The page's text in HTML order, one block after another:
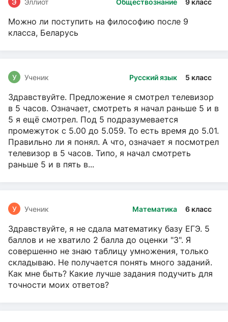
Можно ли поступить на философию после 9
класса, Беларусь
Русский язык 5 класс
У Ученик
Здравствуйте. Предложение я смотрел телевизор
в 5 часов. Означает, смотреть я начал раньше 5 и в
5 я ещё смотрел. Под 5 подразумевается
промежуток с 5.00 до 5.059. То есть время до 5.01.
Правильно ли я понял. А что, означает я посмотрел
телевизор в 5 часов. Типо, я начал смотреть
раньше 5 и в пять в...
Математика 6 класс
У Ученик
Здравствуйте, я не сдала математику базу ЕГЭ. 5
баллов и не хватило 2 балла до оценки "3". Я
совершенно не знаю таблицу умножения, только
складываю. Не получается понять много заданий.
Как мне быть? Какие лучше задания подучить для
точности моих ответов?